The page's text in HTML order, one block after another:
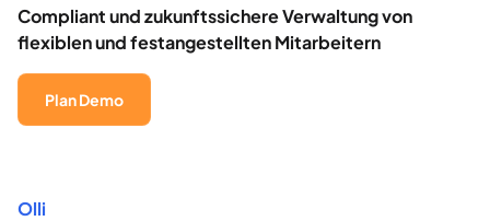
Compliant und zukunftssichere Verwaltung von
flexiblen und festangestellten Mitarbeitern
Plan Demo
Olli